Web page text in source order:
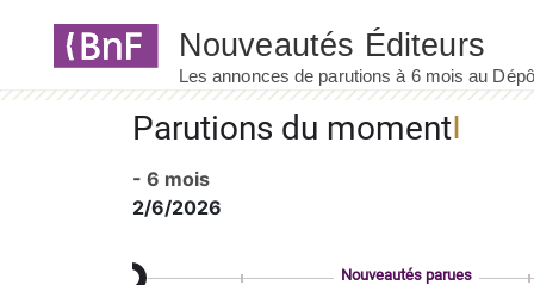
Parutions du moment
- 6 mois
2/6/2026
Nouveautés parues